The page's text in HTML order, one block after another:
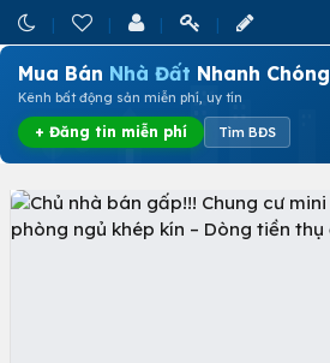
Mua Bán Nhà Đất Nhanh Chóng
Kênh bất động sản miễn phí, uy tín
+ Đăng tin miễn phí Tìm BĐS